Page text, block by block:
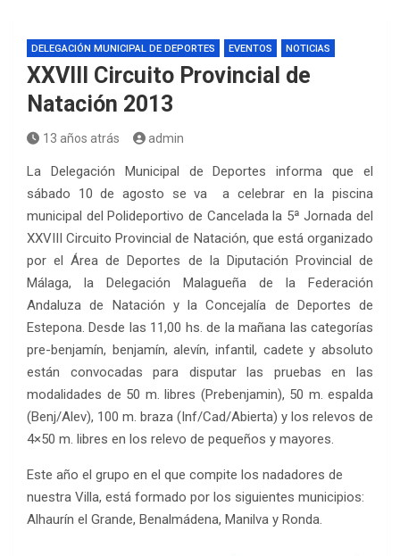
DELEGACIÓN MUNICIPAL DE DEPORTES EVENTOS NOTICIAS
XXVIII Circuito Provincial de
Natación 2013
13 años atrás admin
La Delegación Municipal de Deportes informa que el
sábado 10 de agosto se va a celebrar en la piscina
municipal del Polideportivo de Cancelada la 5ª Jornada del
XXVIII Circuito Provincial de Natación, que está organizado
por el Área de Deportes de la Diputación Provincial de
Málaga, la Delegación Malagueña de la Federación
Andaluza de Natación y la Concejalía de Deportes de
Estepona. Desde las 11,00 hs. de la mañana las categorías
pre-benjamín, benjamín, alevín, infantil, cadete y absoluto
están convocadas para disputar las pruebas en las
modalidades de 50 m. libres (Prebenjamin), 50 m. espalda
(Benj/Alev), 100 m. braza (Inf/Cad/Abierta) y los relevos de
4×50 m. libres en los relevo de pequeños y mayores.
Este año el grupo en el que compite los nadadores de
nuestra Villa, está formado por los siguientes municipios:
Alhaurín el Grande, Benalmádena, Manilva y Ronda.